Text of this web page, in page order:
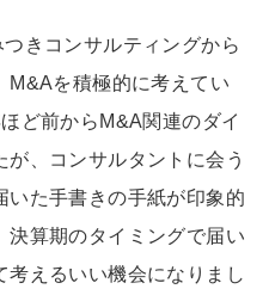
きコンサルティングから
M&Aを積極的に考えてい
ど前から M&A関連のダイ
、コンサルタントに会う
いた手書きの手紙が印象的
決算期のタイミングで届い
考えるいい機会になりまし